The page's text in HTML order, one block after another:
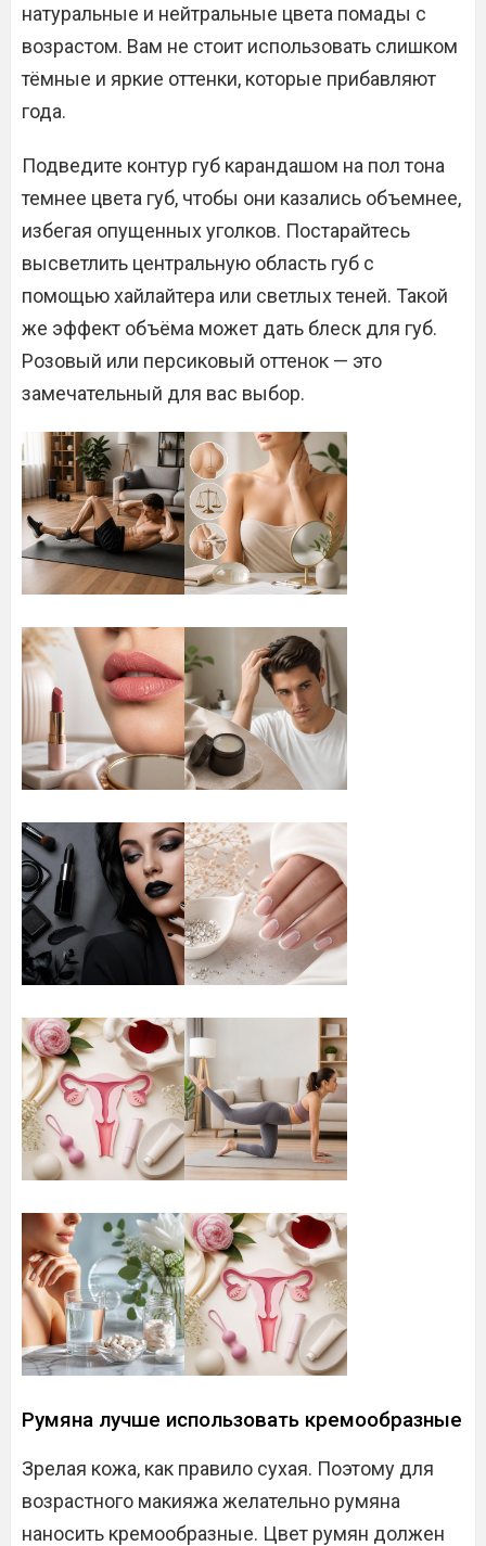
натуральные и нейтральные цвета помады с
возрастом. Вам не стоит использовать слишком
тёмные и яркие оттенки, которые прибавляют
года.
Подведите контур губ карандашом на пол тона
темнее цвета губ, чтобы они казались объемнее,
избегая опущенных уголков. Постарайтесь
высветлить центральную область губ с
помощью хайлайтера или светлых теней. Такой
же эффект объёма может дать блеск для губ.
Розовый или персиковый оттенок — это
замечательный для вас выбор.
Румяна лучше использовать кремообразные
Зрелая кожа, как правило сухая. Поэтому для
возрастного макияжа желательно румяна
наносить кремообразные. Цвет румян должен